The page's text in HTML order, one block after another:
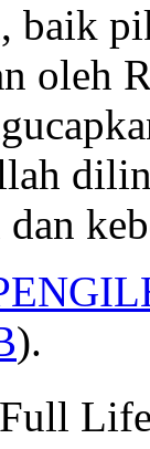
baik
oleh
dan
).
Full Life